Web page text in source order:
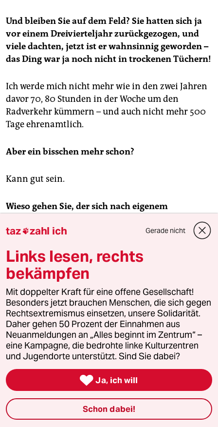
Und bleiben Sie auf dem Feld? Sie hatten sich ja
vor einem Dreivierteljahr zurückgezogen, und
viele dachten, jetzt ist er wahnsinnig geworden –
das Ding war ja noch nicht in trockenen Tüchern!
Ich werde mich nicht mehr wie in den zwei Jahren
davor 70, 80 Stunden in der Woche um den
Radverkehr kümmern – und auch nicht mehr 500
Tage ehrenamtlich.
Aber ein bisschen mehr schon?
Kann gut sein.
Wieso gehen Sie, der sich nach eigenem
fahren, eigentlich in der Spree schwimmen?
Ich traue mich, aber es geht ja nicht um mich, auch
wenn ich sorgloser Rad fahren will: Aus
Klimaschutzgründen müssen wir mehr Menschen
fürs Rad gewinne, mit sicheren Radwegen, sonst
lockt man keine hinterm Lenkrad vor. Und was die
Spree angeht: Die Verkehrsdichte ist hier
überschaubar. Wenn mal ein Schiff kommt, kann
man rechtzeitig wegschwimmen. Das Baden kostet
als Verstoß gegen die Wasserstraßenverordnung
40 Euro Bußgeld. Aber ich bin noch nie erwischt
worden, und gefährdet hab ich da auch noch
keinen.
taz zahl ich Gerade nicht
Links lesen, rechts
bekämpfen
Mit doppelter Kraft für eine offene Gesellschaft!
Besonders jetzt brauchen Menschen, die sich gegen
Rechtsextremismus einsetzen, unsere Solidarität.
Daher gehen 50 Prozent der Einnahmen aus
Neuanmeldungen an „Alles beginnt im Zentrum“ –
eine Kampagne, die bedrohte linke Kulturzentren
und Jugendorte unterstützt. Sind Sie dabei?
 Ja, ich will
Schon dabei!